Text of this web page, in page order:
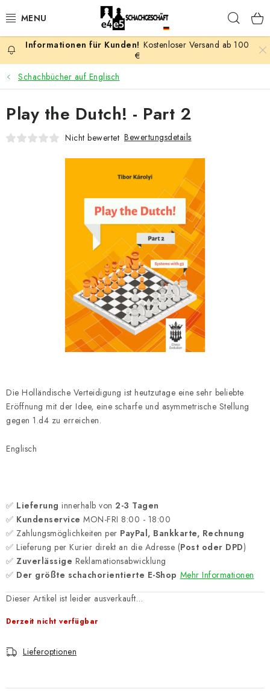
Inhalt
AKTION
SCHACHSPIELE
SCHACHFIGUREN
SCHACHBRETTER
SCHACH-ANTIQUITÄTENLADEN
SCHACH ONLINE
SCHACH-MERCH
SCHACH GESCHENKE
KONTAKT
Geschäftsbedingungen
Kostenloser Versand ab 100
€
Schachbücher auf Englisch
Die Holländische Verteidigung ist heutzutage eine sehr beliebte
Eröffnung mit der Idee, eine scharfe und asymmetrische Stellung
gegen 1.d4 zu erreichen.
Englisch
✅ Lieferung innerhalb von 2-3 Tagen
✅ Kundenservice MON-FRI 8:00 - 18:00
✅ Zahlungsmöglichkeiten per PayPal, Bankkarte, Rechnung
✅ Lieferung per Kurier direkt an die Adresse (Post oder DPD)
✅ Zuverlässige Reklamationsabwicklung
✅ Der größte schachorientierte E-Shop Mehr Informationen
Dieser Artikel ist leider ausverkauft…
Derzeit nicht verfügbar
Lieferoptionen
Play the Dutch! - Part 2
Nicht bewertet Bewertungsdetails